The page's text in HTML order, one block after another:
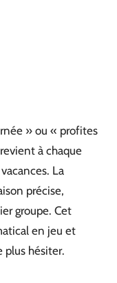
» ou « profites
à chaque
La
précise,
groupe. Cet
en jeu et
plus hésiter.